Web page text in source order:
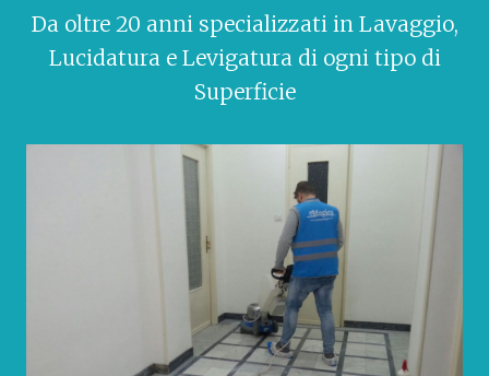
Da oltre 20 anni specializzati in Lavaggio,
Lucidatura e Levigatura di ogni tipo di
Superficie